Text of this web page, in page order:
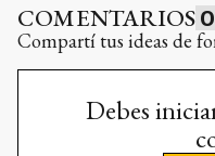
COMENTARIOS 0
Compartí tus ideas de
Debes